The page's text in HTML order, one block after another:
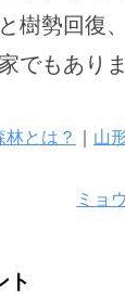
樹勢回復
でもありま
林とは？ 山
ミョ
ト